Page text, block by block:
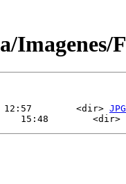
Imagenes/
12:57        <dir> JPG
15:48        <dir>